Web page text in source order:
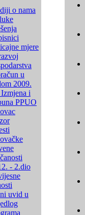
o nama
mjere
u
2009.
i
PPUO
- 2.dio
uvid u